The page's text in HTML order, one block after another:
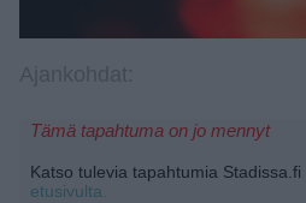
Tämä tapahtuma on jo mennyt
Katso tulevia tapahtumia Stadissa.fi
etusivulta.